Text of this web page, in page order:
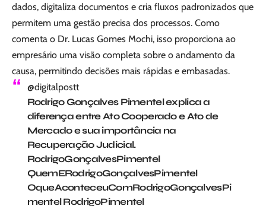
dados, digitaliza documentos e cria fluxos padronizados que
permitem uma gestão precisa dos processos. Como
comenta o Dr. Lucas Gomes Mochi, isso proporciona ao
empresário uma visão completa sobre o andamento da
causa, permitindo decisões mais rápidas e embasadas.
@digitalpostt
Rodrigo Gonçalves Pimentel explica a
diferença entre Ato Cooperado e Ato de
Mercado e sua importância na
Recuperação Judicial.
RodrigoGonçalvesPimentel
QuemERodrigoGonçalvesPimentel
OqueAconteceuComRodrigoGonçalvesPi
mentel RodrigoPimentel